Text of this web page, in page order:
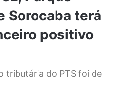
Sorocaba terá
positivo
tributária do PTS foi de